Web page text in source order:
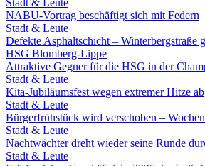
Stadt & Leute
NABU-Vortrag beschäftigt sich mit Federn
Stadt & Leute
Defekte Asphaltschicht – Winterbergstraße
HSG Blomberg-Lippe
Attraktive Gegner für die HSG in der
Stadt & Leute
Kita-Jubiläumsfest wegen extremer Hitze
Stadt & Leute
Bürgerfrühstück wird verschoben –
Stadt & Leute
Nachtwächter dreht wieder seine Runde
Stadt & Leute